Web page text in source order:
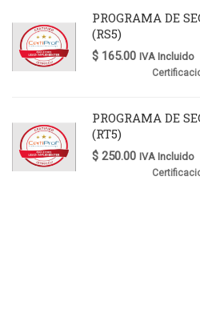
PROGRAMA DE
(RS5)
$ 165.00 IVA Incluido
PROGRAMA DE
(RT5)
$ 250.00 IVA Incluido